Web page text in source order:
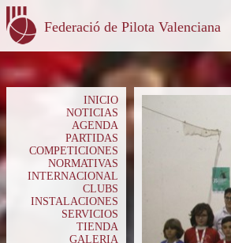
Federació de Pilota Valenciana
INICIO
NOTICIAS
AGENDA
PARTIDAS
COMPETICIONES
NORMATIVAS
INTERNACIONAL
CLUBS
INSTALACIONES
SERVICIOS
TIENDA
GALERIA